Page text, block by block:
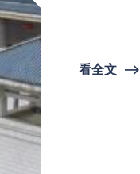
看全文 ⟶